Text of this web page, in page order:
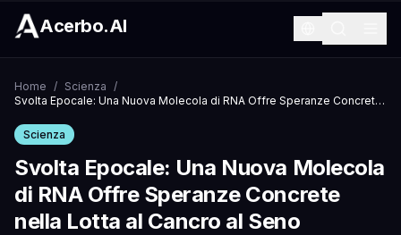
Acerbo.AI
Home / Scienza /
Svolta Epocale: Una Nuova Molecola di RNA Offre Speranze Concrete nella Lotta al Cancro al Seno
Scienza
Svolta Epocale: Una Nuova Molecola
di RNA Offre Speranze Concrete
nella Lotta al Cancro al Seno